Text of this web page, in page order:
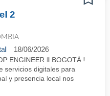
2
18/06/2026
ENGINEER lI BOGOTÁ !
servicios digitales para
y presencia local nos